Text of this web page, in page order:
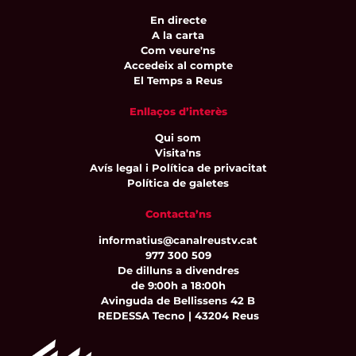
En directe
A la carta
Com veure'ns
Accedeix al compte
El Temps a Reus
Enllaços d’interès
Qui som
Visita'ns
Avís legal i Política de privacitat
Política de galetes
Contacta’ns
informatius@canalreustv.cat
977 300 509
De dilluns a divendres
de 9:00h a 18:00h
Avinguda de Bellissens 42 B
REDESSA Tecno | 43204 Reus